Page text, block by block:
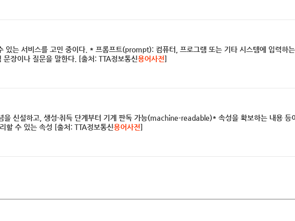
있는 서비스를 고민 중이다. * 프롬프트(prompt): 컴퓨터, 프로그램 또는 기타 시스템에 입력하
장이나 질문을 말한다. [출처: TTA정보통신용어사전]
념을 신설하고, 생성·취득 단계부터 기계 판독 가능(machine-readable)* 속성을 확보하는 내용
할 수 있는 속성 [출처: TTA정보통신용어사전]